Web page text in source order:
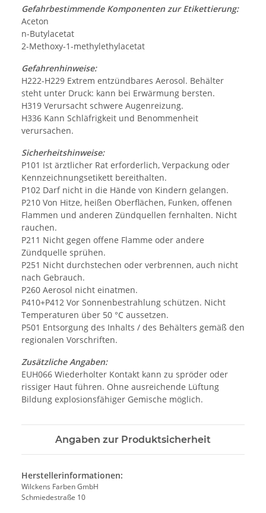
Gefahrbestimmende Komponenten zur Etikettierung:
Aceton
n-Butylacetat
2-Methoxy-1-methylethylacetat
Gefahrenhinweise:
H222-H229 Extrem entzündbares Aerosol. Behälter
steht unter Druck: kann bei Erwärmung bersten.
H319 Verursacht schwere Augenreizung.
H336 Kann Schläfrigkeit und Benommenheit
verursachen.
Sicherheitshinweise:
P101 Ist ärztlicher Rat erforderlich, Verpackung oder
Kennzeichnungsetikett bereithalten.
P102 Darf nicht in die Hände von Kindern gelangen.
P210 Von Hitze, heißen Oberflächen, Funken, offenen
Flammen und anderen Zündquellen fernhalten. Nicht
rauchen.
P211 Nicht gegen offene Flamme oder andere
Zündquelle sprühen.
P251 Nicht durchstechen oder verbrennen, auch nicht
nach Gebrauch.
P260 Aerosol nicht einatmen.
P410+P412 Vor Sonnenbestrahlung schützen. Nicht
Temperaturen über 50 °C aussetzen.
P501 Entsorgung des Inhalts / des Behälters gemäß den
regionalen Vorschriften.
Zusätzliche Angaben:
EUH066 Wiederholter Kontakt kann zu spröder oder
rissiger Haut führen. Ohne ausreichende Lüftung
Bildung explosionsfähiger Gemische möglich.
Angaben zur Produktsicherheit
Herstellerinformationen:
Wilckens Farben GmbH
Schmiedestraße 10